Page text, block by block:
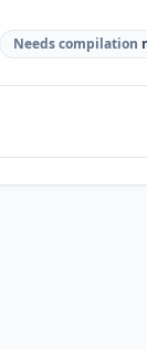
Needs compilation